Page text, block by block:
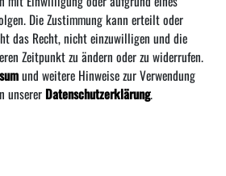
*** Hierbei handelt es sich um ein Pflichtfeld.
Die Zustimmung kann erteilt oder
das Recht, nicht einzuwilligen und die
Zeitpunkt zu ändern oder zu widerrufen.
und weitere Hinweise zur Verwendung
unserer Daten­schutz­erklärung.